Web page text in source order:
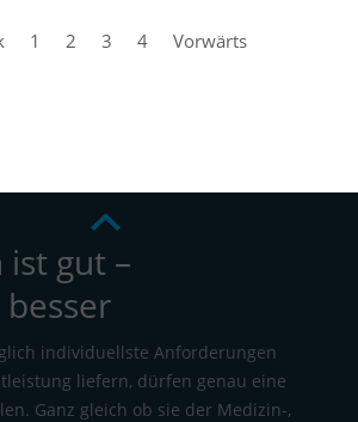
1 2 3 4 Vorwärts
gut –
individuellste Anforderungen
liefern, dürfen genau eine
Ganz gleich ob sie der Medizin-,